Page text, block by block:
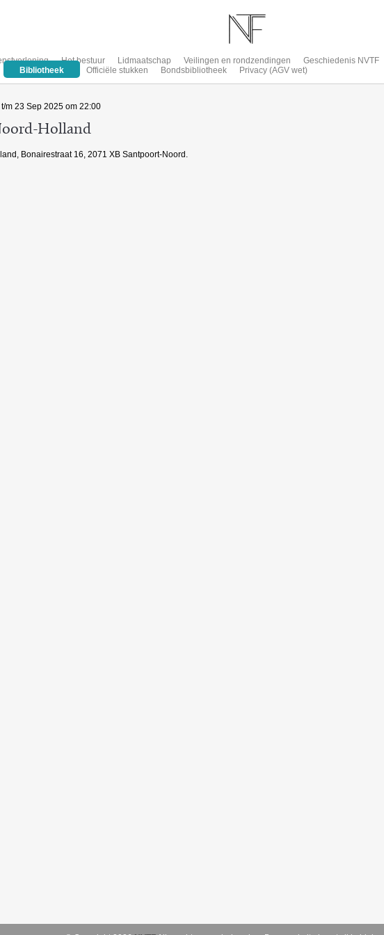
Het bestuur Lidmaatschap Veilingen en rondzendingen Geschiedenis NVTF
Bibliotheek Officiële stukken Bondsbibliotheek Privacy (AGV wet)
m 23 Sep 2025 om 22:00
Holland
Bonairestraat 16, 2071 XB Santpoort-Noord.